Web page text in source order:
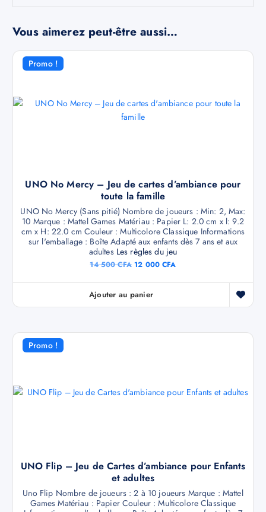
Vous aimerez peut-être aussi…
Promo !
UNO No Mercy – Jeu de cartes d’ambiance pour
toute la famille
UNO No Mercy (Sans pitié) Nombre de joueurs : Min: 2, Max:
10 Marque : Mattel Games Matériau : Papier L: 2.0 cm x l: 9.2
cm x H: 22.0 cm Couleur : Multicolore Classique Informations
sur l'emballage : Boîte Adapté aux enfants dès 7 ans et aux
adultes Les règles du jeu
14 500CFA 12 000CFA
Ajouter au panier
Promo !
UNO Flip – Jeu de Cartes d’ambiance pour Enfants
et adultes
Uno Flip Nombre de joueurs : 2 à 10 joueurs Marque : Mattel
Games Matériau : Papier Couleur : Multicolore Classique